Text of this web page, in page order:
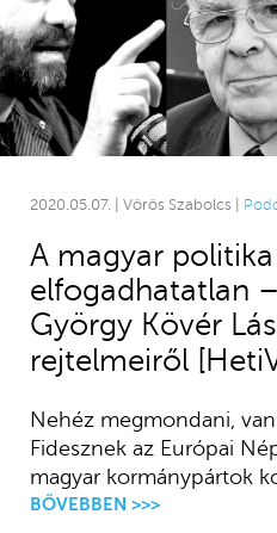
2020.05.07. | Vörös Szabolcs |
A magyar
elfogadhatatlan
György Kövér
rejtelmeiről
Nehéz megmondani,
Fidesznek az Európai
magyar kormánypártok
BŐVEBBEN >>>